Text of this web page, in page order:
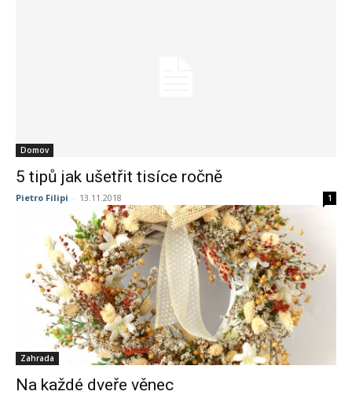
Domov
5 tipů jak ušetřit tisíce ročně
Pietro Filipi - 13.11.2018 1
Zahrada
Na každé dveře věnec